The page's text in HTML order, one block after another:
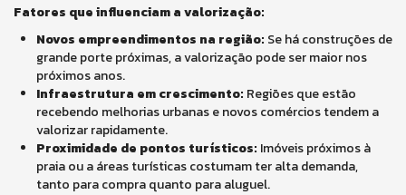
Fatores que influenciam a valorização:
Novos empreendimentos na região: Se há construções de
grande porte próximas, a valorização pode ser maior nos
próximos anos.
Infraestrutura em crescimento: Regiões que estão
recebendo melhorias urbanas e novos comércios tendem a
valorizar rapidamente.
Proximidade de pontos turísticos: Imóveis próximos à
praia ou a áreas turísticas costumam ter alta demanda,
tanto para compra quanto para aluguel.